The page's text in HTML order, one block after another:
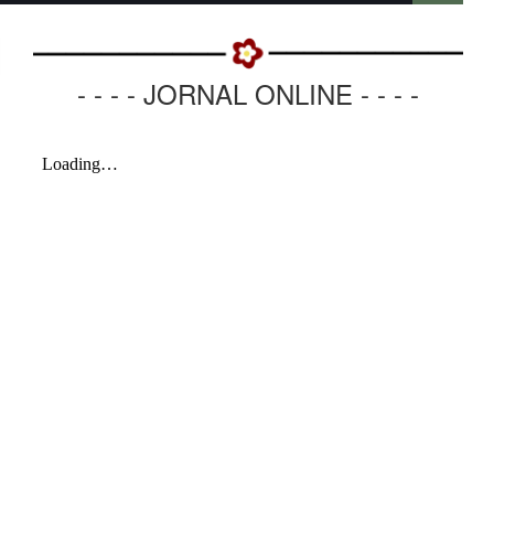
- - - - JORNAL ONLINE - - - -